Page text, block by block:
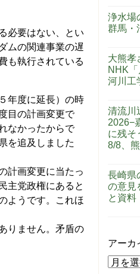
必要はない、とい
ムの関連事業の遅
も執行されている
年度に延長）の時
目の計画変更で
なかったからで
を追及しました
計画変更に当たっ
主党政権にあると
ようです。これほ
りません。矛盾の
浄水場
群馬・
大熊
NHK
河川工
清流川
2026−
に残そ
8/8、
長崎県
の意見
と資料
アーカ